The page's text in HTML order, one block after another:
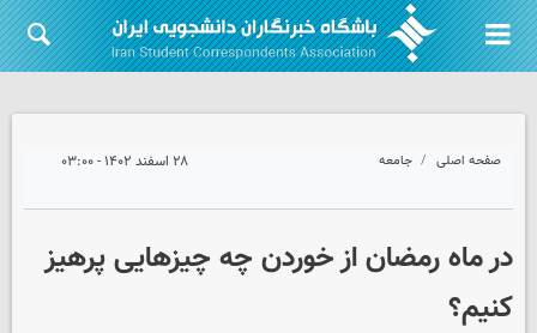
صفحه اصلی جامعه ۲۸ اسفند ۱۴۰۲ - ۰۳:۰۰
در ماه رمضان از خوردن چه چیزهایی پرهیز
کنیم؟